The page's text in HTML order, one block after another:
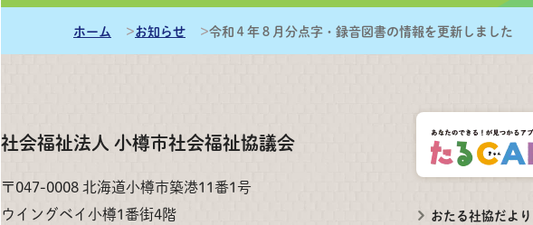
ホーム お知らせ 令和４年８月分点字・録音図書の情報を更新しました
社会福祉法人 小樽市社会福祉協議会
〒047-0008 北海道小樽市築港11番1号
ウイングベイ小樽1番街4階
おたる社協だより